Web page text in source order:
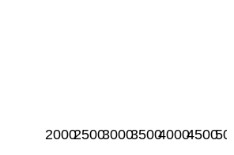
200025003000350040004500